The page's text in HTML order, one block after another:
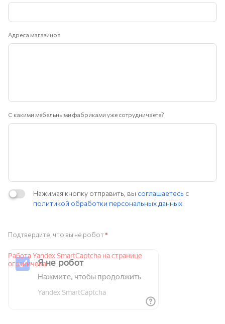
Адреса магазинов
С какими мебельными фабриками уже сотрудничаете?
Нажимая кнопку отправить, вы соглашаетесь с
политикой обработки персональных данных
Подтвердите, что вы не робот*